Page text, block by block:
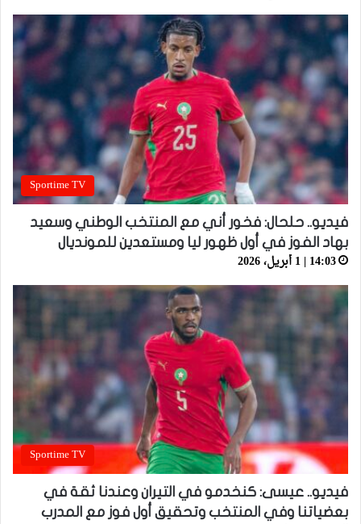
Sportime TV
فيديو.. حلحال: فخور أني مع المنتخب الوطني وسعيد
بهاد الفوز في أول ظهور ليا ومستعدين للمونديال
14:03 | 1 أبريل، 2026
Sportime TV
فيديو.. عيسى: كنخدمو في التيران وعندنا ثقة في
بعضياتنا وفي المنتخب وتحقيق أول فوز مع المدرب